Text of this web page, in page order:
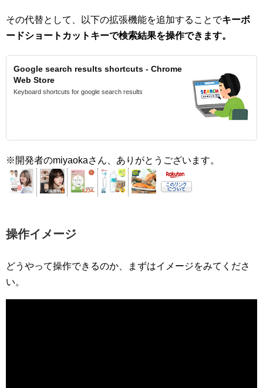
その代替として、以下の拡張機能を追加することでキーボ
ードショートカットキーで検索結果を操作できます。
Google search results shortcuts - Chrome
Web Store
Keyboard shortcuts for google search results
※開発者のmiyaokaさん、ありがとうございます。
操作イメージ
どうやって操作できるのか、まずはイメージをみてくださ
い。